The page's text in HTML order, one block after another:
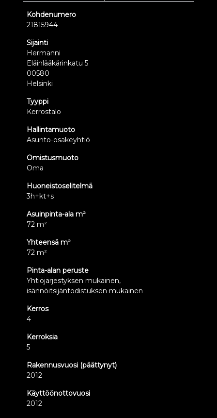
Kohdenumero
21815944
Sijainti
Hermanni
Eläinlääkärinkatu 5
00580
Helsinki
Tyyppi
Kerrostalo
Hallintamuoto
Asunto-osakeyhtiö
Omistusmuoto
Oma
Huoneistoselitelmä
3h+kt+s
Asuinpinta-ala m²
72 m²
Yhteensä m²
72 m²
Pinta-alan peruste
Yhtiöjärjestyksen mukainen,
isännöitsijäntodistuksen mukainen
Kerros
4
Kerroksia
5
Rakennusvuosi (päättynyt)
2012
Käyttöönottovuosi
2012